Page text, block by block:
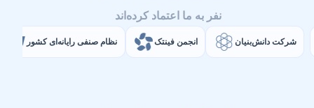
نفر به ما اعتماد کرده‌اند
نظام صنفی رایانه‌ای کشور انجمن فینتک شرکت دانش‌بنیان